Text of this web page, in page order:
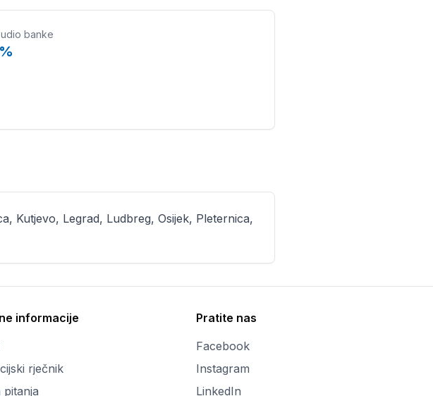
banke
Kutjevo, Legrad, Ludbreg, Osijek, Pleternica,
informacije
rječnik
pitanja
Pratite nas
Facebook
Instagram
LinkedIn